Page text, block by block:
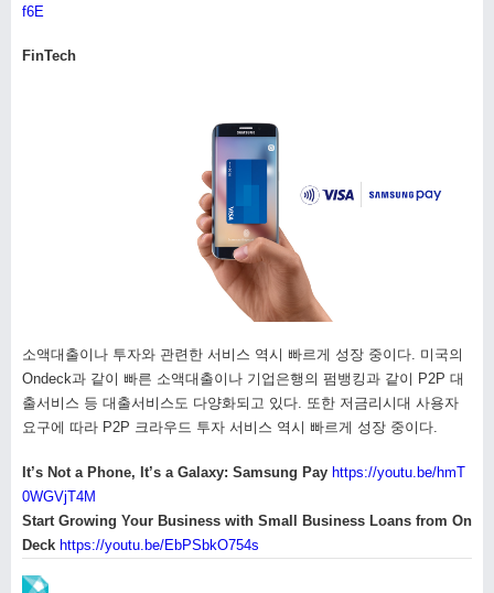
f6E
FinTech
소액대출이나 투자와 관련한 서비스 역시 빠르게 성장 중이다. 미국의
Ondeck과 같이 빠른 소액대출이나 기업은행의 펌뱅킹과 같이 P2P 대
출서비스 등 대출서비스도 다양화되고 있다. 또한 저금리시대 사용자
요구에 따라 P2P 크라우드 투자 서비스 역시 빠르게 성장 중이다.
It’s Not a Phone, It’s a Galaxy: Samsung Pay https://youtu.be/hmT
0WGVjT4M
Start Growing Your Business with Small Business Loans from On
Deck https://youtu.be/EbPSbkO754s